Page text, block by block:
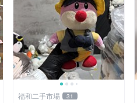
福和二手市場 31